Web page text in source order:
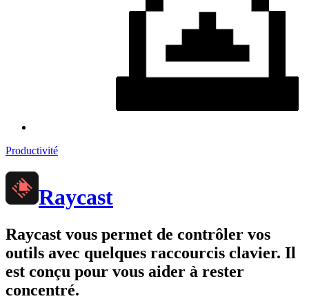
Productivité
Raycast
Raycast vous permet de contrôler vos
outils avec quelques raccourcis clavier. Il
est conçu pour vous aider à rester
concentré.